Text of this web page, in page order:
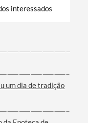
interessados
um dia de tradição